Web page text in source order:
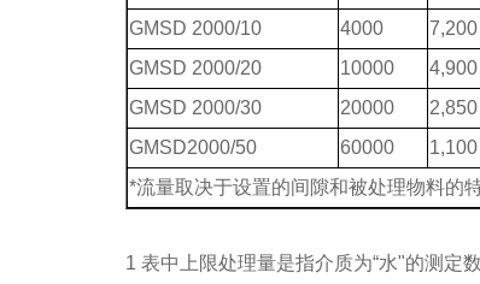
GMSD 2000/10
4000 7,200
GMSD 2000/20
10000 4,900
GMSD 2000/30
20000 2,850
GMSD2000/50
60000 1,100
*流量取决于设置的间隙和被处理物料的
1 表中上限处理量是指介质为“水"的测定数